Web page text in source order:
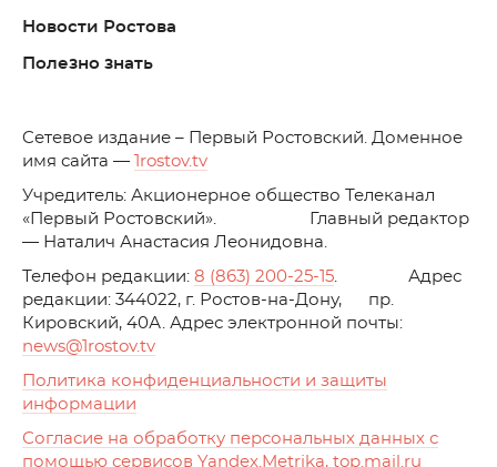
Новости Ростова
Полезно знать
Cетевое издание – Первый Ростовский. Доменное
имя сайта —
1rostov.tv
Учредитель: Акционерное общество Телеканал
«Первый Ростовский». Главный редактор
— Наталич Анастасия Леонидовна.
Телефон редакции: 8 (863) 200-25-15. Адрес
редакции: 344022, г. Ростов-на-Дону, пр.
Кировский, 40А. Адрес электронной почты:
news@1rostov.tv
Политика конфиденциальности и защиты
информации
Согласие на обработку персональных данных с
помощью сервисов Yandex.Metrika, top.mail.ru